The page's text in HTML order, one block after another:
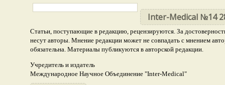
Inter-Medical №14
Статьи, поступающие в редакцию, рецензируются. За
несут авторы. Мнение редакции может не совпадать с мнением
обязательна. Материалы публикуются в авторской редакции.
Учредитель и издатель
Международное Научное Объединение "Inter-Medical"